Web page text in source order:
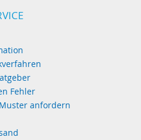
Fehler
anfordern